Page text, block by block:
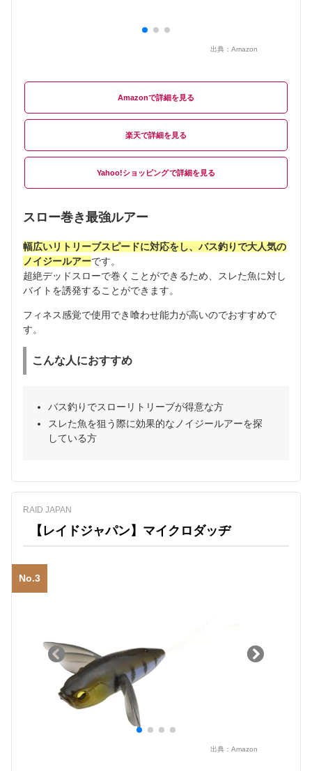
出典： Amazon
Amazon
楽天
Yahoo!ショッピング
スロー巻き最強ルアー
幅広いリトリーブスピードに対応をし、バス釣りで大人気の
ノイジールアーです。
超絶デッドスローで巻くことができるため、スレた魚に対し
バイトを誘発することができます。
フィネス感覚で使用でき喰わせ能力が高いのでおすすめで
す。
こんな人におすすめ
バス釣りでスローリトリーブが得意な方
スレた魚を狙う際に効果的なノイジールアーを探
している方
RAID JAPAN
【レイドジャパン】マイクロダッヂ
No.3
出典： Amazon